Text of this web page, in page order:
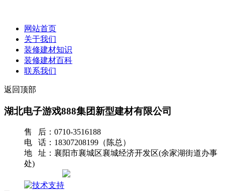
网站首页
关于我们
装修建材知识
装修建材百科
联系我们
返回顶部
湖北电子游戏888集团新型建材有限公司
售 后：0710-3516188
电 话：18307208199（陈总）
地 址：襄阳市襄城区襄城经济开发区(余家湖街道办事
处)